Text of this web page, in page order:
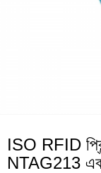
ISO RFID
NTAG213